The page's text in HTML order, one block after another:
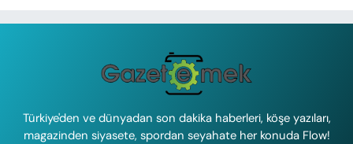
Türkiye'den ve dünyadan son dakika haberleri, köşe yazıları,
magazinden siyasete, spordan seyahate her konuda Flow!